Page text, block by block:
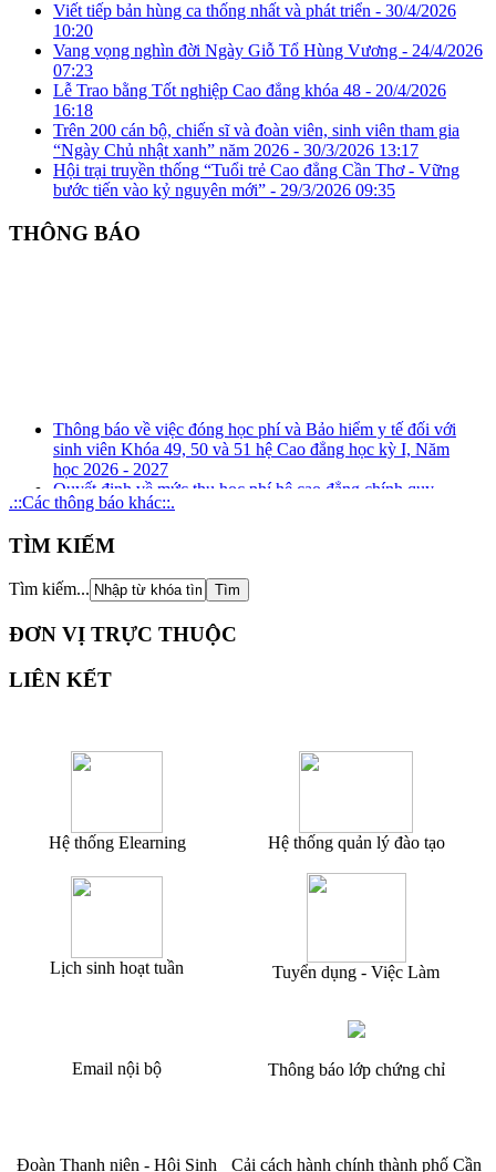
Viết tiếp bản hùng ca thống nhất và phát triển - 30/4/2026
10:20
Vang vọng nghìn đời Ngày Giỗ Tổ Hùng Vương - 24/4/2026
07:23
Lễ Trao bằng Tốt nghiệp Cao đẳng khóa 48 - 20/4/2026
16:18
Trên 200 cán bộ, chiến sĩ và đoàn viên, sinh viên tham gia
“Ngày Chủ nhật xanh” năm 2026 - 30/3/2026 13:17
Hội trại truyền thống “Tuổi trẻ Cao đẳng Cần Thơ - Vững
bước tiến vào kỷ nguyên mới” - 29/3/2026 09:35
THÔNG BÁO
Thông báo về việc đóng học phí và Bảo hiểm y tế đối với
sinh viên Khóa 49, 50 và 51 hệ Cao đẳng học kỳ I, Năm
học 2026 - 2027
Quyết định về mức thu học phí hệ cao đẳng chính quy
(ngành đào tạo nghề) năm học 2026 - 2027
phòng, chống tham nhũng, tiêu cực năm 2026
Thông báo Kết quả xét thăng hạng chức danh nghề nghiệp
đối với giảng viên giáo dục nghề nghiệp từ hạng III lên
hạng II và tương đương
.::Các thông báo khác::.
TÌM KIẾM
Tìm kiếm...
ĐƠN VỊ TRỰC THUỘC
LIÊN KẾT
Hệ thống Elearning Hệ thống quản lý đào tạo
Lịch sinh hoạt tuần Tuyển dụng - Việc Làm
Email nội bộ Thông báo lớp chứng chỉ
Đoàn Thanh niên - Hội Sinh Cải cách hành chính thành phố Cần